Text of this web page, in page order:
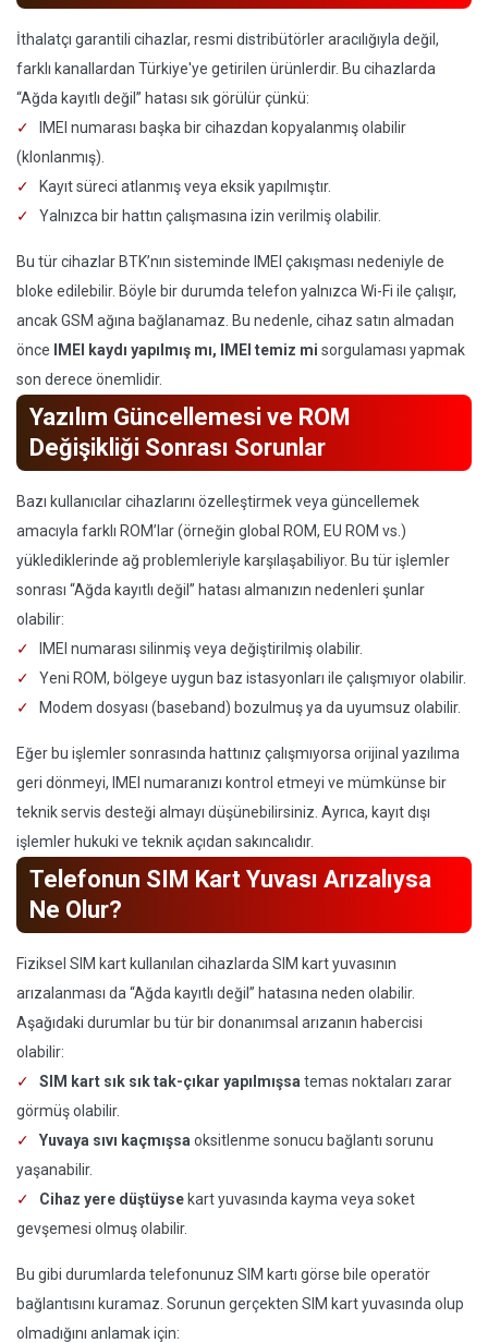
İthalatçı garantili cihazlar, resmi distribütörler aracılığıyla değil,
farklı kanallardan Türkiye'ye getirilen ürünlerdir. Bu cihazlarda
“Ağda kayıtlı değil” hatası sık görülür çünkü:
IMEI numarası başka bir cihazdan kopyalanmış olabilir
(klonlanmış).
Kayıt süreci atlanmış veya eksik yapılmıştır.
Yalnızca bir hattın çalışmasına izin verilmiş olabilir.
Bu tür cihazlar BTK’nın sisteminde IMEI çakışması nedeniyle de
bloke edilebilir. Böyle bir durumda telefon yalnızca Wi-Fi ile çalışır,
ancak GSM ağına bağlanamaz. Bu nedenle, cihaz satın almadan
önce
IMEI kaydı yapılmış mı, IMEI temiz mi sorgulaması yapmak
son derece önemlidir.
Yazılım Güncellemesi ve ROM
Değişikliği Sonrası Sorunlar
Bazı kullanıcılar cihazlarını özelleştirmek veya güncellemek
amacıyla farklı ROM’lar (örneğin global ROM, EU ROM vs.)
yüklediklerinde ağ problemleriyle karşılaşabiliyor. Bu tür işlemler
sonrası “Ağda kayıtlı değil” hatası almanızın nedenleri şunlar
olabilir:
IMEI numarası silinmiş veya değiştirilmiş olabilir.
Yeni ROM, bölgeye uygun baz istasyonları ile çalışmıyor olabilir.
Modem dosyası (baseband) bozulmuş ya da uyumsuz olabilir.
Eğer bu işlemler sonrasında hattınız çalışmıyorsa orijinal yazılıma
geri dönmeyi, IMEI numaranızı kontrol etmeyi ve mümkünse bir
teknik servis desteği almayı düşünebilirsiniz. Ayrıca, kayıt dışı
işlemler hukuki ve teknik açıdan sakıncalıdır.
Telefonun SIM Kart Yuvası Arızalıysa
Ne Olur?
Fiziksel SIM kart kullanılan cihazlarda SIM kart yuvasının
arızalanması da “Ağda kayıtlı değil” hatasına neden olabilir.
Aşağıdaki durumlar bu tür bir donanımsal arızanın habercisi
olabilir:
SIM kart sık sık tak-çıkar yapılmışsa temas noktaları zarar
görmüş olabilir.
Yuvaya sıvı kaçmışsa oksitlenme sonucu bağlantı sorunu
yaşanabilir.
Cihaz yere düştüyse kart yuvasında kayma veya soket
gevşemesi olmuş olabilir.
Bu gibi durumlarda telefonunuz SIM kartı görse bile operatör
bağlantısını kuramaz. Sorunun gerçekten SIM kart yuvasında olup
olmadığını anlamak için: